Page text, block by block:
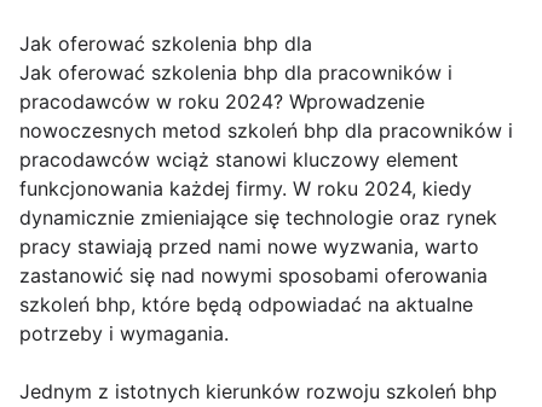
Jak oferować szkolenia bhp dla
Jak oferować szkolenia bhp dla pracowników i
pracodawców w roku 2024? Wprowadzenie
nowoczesnych metod szkoleń bhp dla pracowników i
pracodawców wciąż stanowi kluczowy element
funkcjonowania każdej firmy. W roku 2024, kiedy
dynamicznie zmieniające się technologie oraz rynek
pracy stawiają przed nami nowe wyzwania, warto
zastanowić się nad nowymi sposobami oferowania
szkoleń bhp, które będą odpowiadać na aktualne
potrzeby i wymagania.
Jednym z istotnych kierunków rozwoju szkoleń bhp